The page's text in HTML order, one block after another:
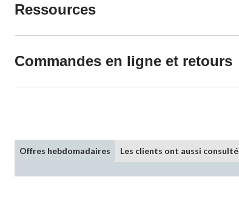
Ressources
Commandes en ligne et retours
Offres hebdomadaires Les clients ont aussi consulté